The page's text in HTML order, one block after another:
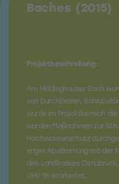
Baches (2015)
Projektbeschreibung:
Am Hiddinghauser Bach
von Durchlässen,
wurde im Projektbereich
wurden Maßnahmen zur
Hochwasserschutz
enger Abstimmung mit der
des Landkreises
UHV 96 erarbeitet.